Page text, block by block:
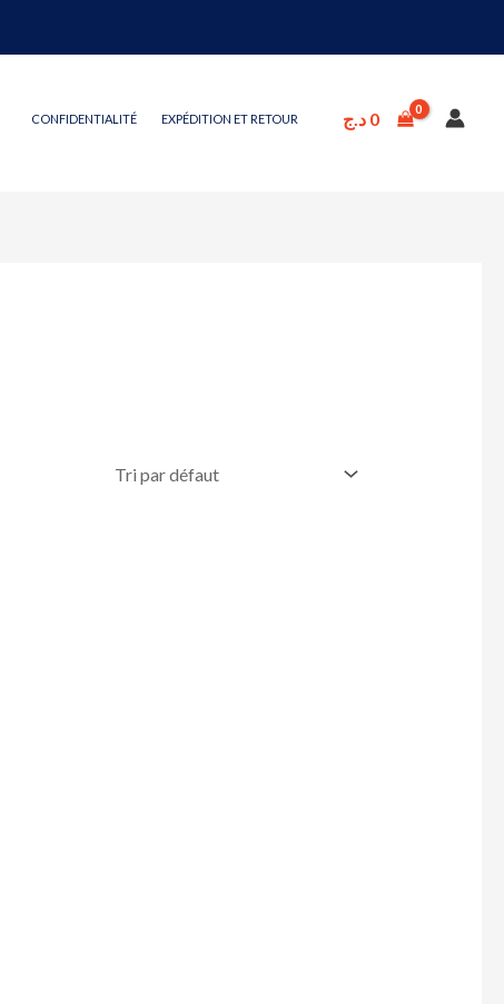
CONFIDENTIALITÉ EXPÉDITION ET RETOUR 0 د.ج